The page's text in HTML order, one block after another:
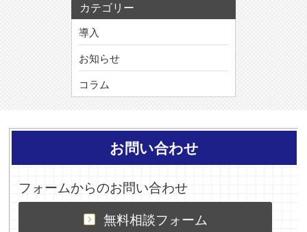
カテゴリー
導入
お知らせ
コラム
お問い合わせ
フォームからのお問い合わせ
無料相談フォーム